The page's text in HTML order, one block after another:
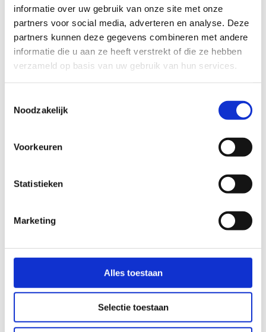
informatie over uw gebruik van onze site met onze
partners voor social media, adverteren en analyse. Deze
partners kunnen deze gegevens combineren met andere
informatie die u aan ze heeft verstrekt of die ze hebben
verzameld op basis van uw gebruik van hun services.
Noodzakelijk
Voorkeuren
Statistieken
Marketing
Alles toestaan
Selectie toestaan
juiste trainingen voor elke behoefte. Onze Agile & Scrum
trainingen zijn praktijkgericht en geven je de tools om
deze methodieken direct toe te passen in jouw
organisatie. Leer van experts in het vakgebied en zet de
eerste stap naar succes in de wereld van Agile en Scrum.
Waarom kiezen voor een Agile & Scrum
Bij SkillValley bieden we niet zomaar trainingen; we
die je direct kunt toepassen in de praktijk. Onze Agile &
de theorie vertalen naar concrete, werkbare oplossingen.
training, je krijgt toegang tot interactieve content en
Bij SkillValley krijg je de tools en kennis die je nodig hebt